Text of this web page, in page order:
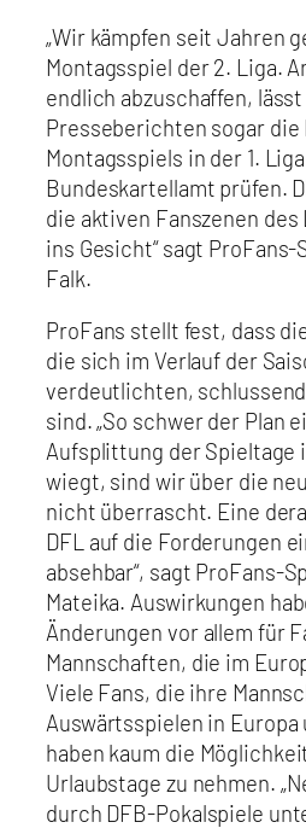
„Wir kämpfen seit Jahren
Montagsspiel der 2. Liga.
endlich abzuschaffen,
Presseberichten sogar
Montagsspiels in der 1.
Bundeskartellamt prüfen.
die aktiven Fanszenen des
ins Gesicht“ sagt
Falk.
ProFans stellt fest, dass
die sich im Verlauf der
verdeutlichten,
sind. „So schwer der Plan
Aufsplittung der Spieltage
wiegt, sind wir über die
nicht überrascht. Eine
DFL auf die Forderungen
absehbar“, sagt ProFans-
Mateika. Auswirkungen
Änderungen vor allem für
Mannschaften, die im
Viele Fans, die ihre
Auswärtsspielen in
haben kaum die
Urlaubstage zu nehmen.
durch DFB-Pokalspiele